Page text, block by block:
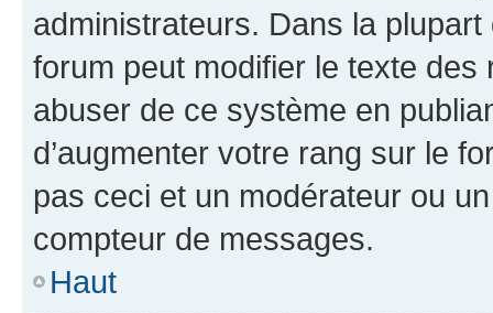
administrateurs. Dans la
forum peut modifier le texte
abuser de ce système en
d’augmenter votre rang sur le
pas ceci et un modérateur ou
compteur de messages.
Haut